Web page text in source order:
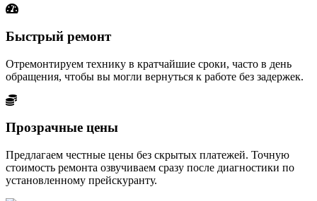
Быстрый ремонт
Отремонтируем технику в кратчайшие сроки, часто в день
обращения, чтобы вы могли вернуться к работе без задержек.
Прозрачные цены
Предлагаем честные цены без скрытых платежей. Точную
стоимость ремонта озвучиваем сразу после диагностики по
установленному прейскуранту.